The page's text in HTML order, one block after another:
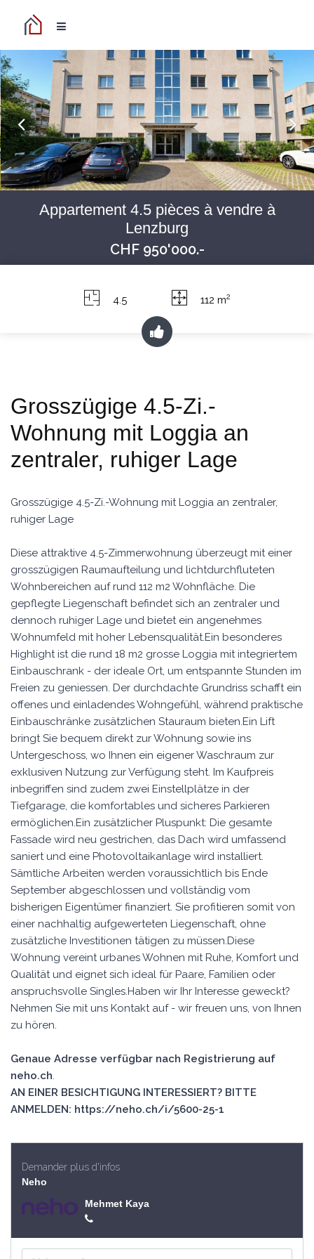
Appartement 4.5 pièces à vendre à
Lenzburg
CHF 950'000.-
4.5 112 m2
Grosszügige 4.5-Zi.-
Wohnung mit Loggia an
zentraler, ruhiger Lage
Grosszügige 4.5-Zi.-Wohnung mit Loggia an zentraler,
ruhiger Lage
Diese attraktive 4.5-Zimmerwohnung überzeugt mit einer
grosszügigen Raumaufteilung und lichtdurchfluteten
Wohnbereichen auf rund 112 m2 Wohnfläche. Die
gepflegte Liegenschaft befindet sich an zentraler und
dennoch ruhiger Lage und bietet ein angenehmes
Wohnumfeld mit hoher Lebensqualität.Ein besonderes
Highlight ist die rund 18 m2 grosse Loggia mit integriertem
Einbauschrank - der ideale Ort, um entspannte Stunden im
Freien zu geniessen. Der durchdachte Grundriss schafft ein
offenes und einladendes Wohngefühl, während praktische
Einbauschränke zusätzlichen Stauraum bieten.Ein Lift
bringt Sie bequem direkt zur Wohnung sowie ins
Untergeschoss, wo Ihnen ein eigener Waschraum zur
exklusiven Nutzung zur Verfügung steht. Im Kaufpreis
inbegriffen sind zudem zwei Einstellplätze in der
Tiefgarage, die komfortables und sicheres Parkieren
ermöglichen.Ein zusätzlicher Pluspunkt: Die gesamte
Fassade wird neu gestrichen, das Dach wird umfassend
saniert und eine Photovoltaikanlage wird installiert.
Sämtliche Arbeiten werden voraussichtlich bis Ende
September abgeschlossen und vollständig vom
bisherigen Eigentümer finanziert. Sie profitieren somit von
einer nachhaltig aufgewerteten Liegenschaft, ohne
zusätzliche Investitionen tätigen zu müssen.Diese
Wohnung vereint urbanes Wohnen mit Ruhe, Komfort und
Qualität und eignet sich ideal für Paare, Familien oder
anspruchsvolle Singles.Haben wir Ihr Interesse geweckt?
Nehmen Sie mit uns Kontakt auf - wir freuen uns, von Ihnen
zu hören.
Genaue Adresse verfügbar nach Registrierung auf
neho.ch.
AN EINER BESICHTIGUNG INTERESSIERT? BITTE
ANMELDEN: https://neho.ch/i/5600-25-1
Demander plus d'infos
Neho
Mehmet Kaya